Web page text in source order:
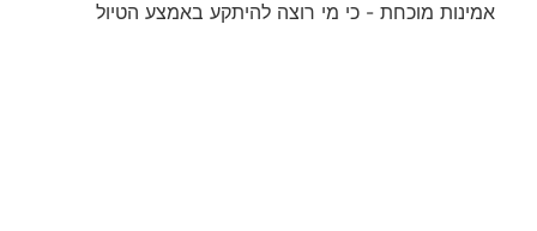
אמינות מוכחת - כי מי רוצה להיתקע באמצע הטיול